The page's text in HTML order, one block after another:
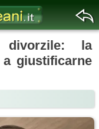
divorzile: la
giustificarne